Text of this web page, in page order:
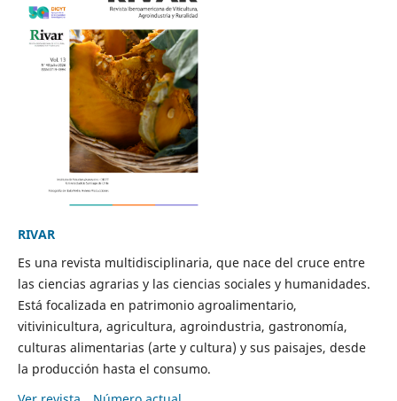
RIVAR
Es una revista multidisciplinaria, que nace del cruce entre
las ciencias agrarias y las ciencias sociales y humanidades.
Está focalizada en patrimonio agroalimentario,
vitivinicultura, agricultura, agroindustria, gastronomía,
culturas alimentarias (arte y cultura) y sus paisajes, desde
la producción hasta el consumo.